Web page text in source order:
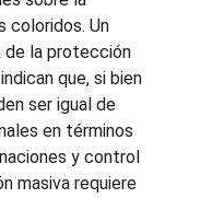
coloridos. Un
de la protección
que, si bien
ser igual de
en términos
y control
masiva requiere